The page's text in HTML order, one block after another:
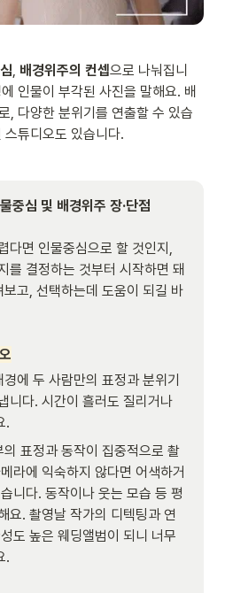
, 배경위주의 컨셉으로 나눠집니
인물이 부각된 사진을 말해요. 배
, 다양한 분위기를 연출할 수 있습
튜디오도 있습니다.
중심 및 배경위주 장·단점
다면 인물중심으로 할 것인지,
를 결정하는 것부터 시작하면 돼
고, 선택하는데 도움이 되길 바
에 두 사람만의 표정과 분위기
니다. 시간이 흘러도 질리거나
.
의 표정과 동작이 집중적으로 촬
라에 익숙하지 않다면 어색하거
니다. 동작이나 웃는 모습 등 평
요. 촬영날 작가의 디텍팅과 연
도 높은 웨딩앨범이 되니 너무
.